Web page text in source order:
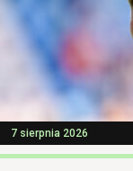
7 sierpnia 2026